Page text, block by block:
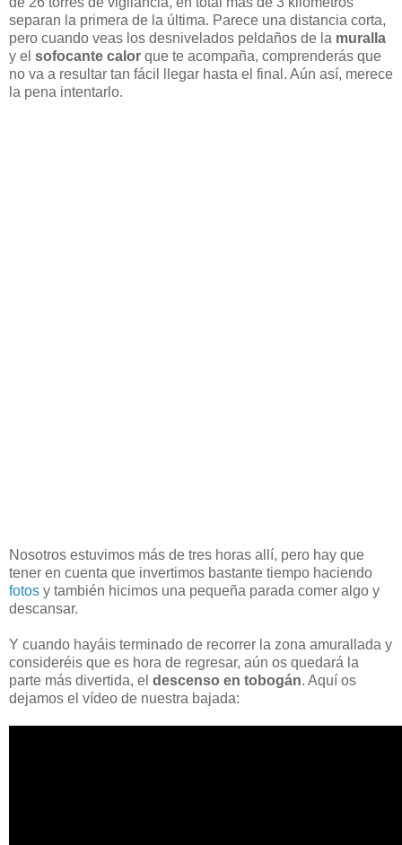
separan la primera de la última. Parece una distancia corta,
pero cuando veas los desnivelados peldaños de la muralla
y el sofocante calor que te acompaña, comprenderás que
no va a resultar tan fácil llegar hasta el final. Aún así, merece
la pena intentarlo.
Nosotros estuvimos más de tres horas allí, pero hay que
tener en cuenta que invertimos bastante tiempo haciendo
fotos y también hicimos una pequeña parada comer algo y
descansar.
Y cuando hayáis terminado de recorrer la zona amurallada y
consideréis que es hora de regresar, aún os quedará la
parte más divertida, el descenso en tobogán. Aquí os
dejamos el vídeo de nuestra bajada: